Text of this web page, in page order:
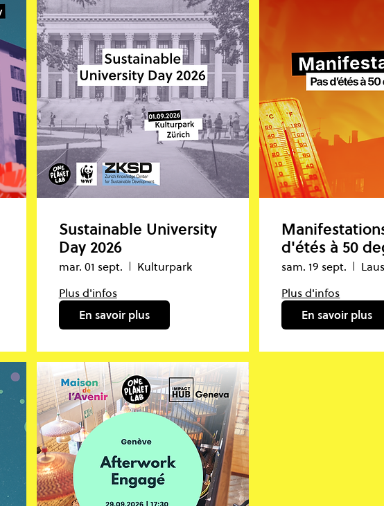
Sustainable University
Day 2026
mar. 01 sept.
Kulturpark
Plus d'infos
En savoir plus
d'étés à 50
sam. 19 sept.
Plus d'infos
En savoir plus